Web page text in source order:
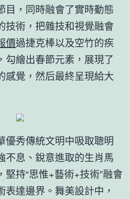
目，同時融會了實時動態
技術，把雜技和視覺融會
價過捷克棒以及空竹的疾
勾繪出春節元素，展現了
感覺，然后最終呈現給大
優秀傳統文明中吸取聰明
不息、銳意進取的生肖馬
堅持“思惟+藝術+技術”融會
達邊界。舞美設計中，